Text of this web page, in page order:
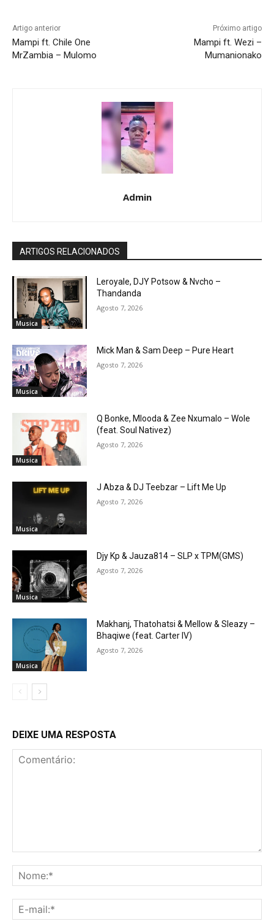
Artigo anterior
Mampi ft. Chile One
MrZambia – Mulomo
Próximo artigo
Mampi ft. Wezi –
Mumanionako
Admin
ARTIGOS RELACIONADOS
Musica
Leroyale, DJY Potsow & Nvcho –
Thandanda
Agosto 7, 2026
Musica
Mick Man & Sam Deep – Pure Heart
Agosto 7, 2026
Musica
Q Bonke, Mlooda & Zee Nxumalo – Wole
(feat. Soul Nativez)
Agosto 7, 2026
Musica
J Abza & DJ Teebzar – Lift Me Up
Agosto 7, 2026
Musica
Djy Kp & Jauza814 – SLP x TPM(GMS)
Agosto 7, 2026
Musica
Makhanj, Thatohatsi & Mellow & Sleazy –
Bhaqiwe (feat. Carter IV)
Agosto 7, 2026
DEIXE UMA RESPOSTA